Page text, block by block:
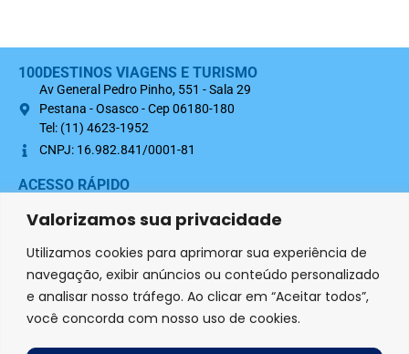
Valorizamos sua privacidade
Utilizamos cookies para aprimorar sua experiência de
navegação, exibir anúncios ou conteúdo personalizado
e analisar nosso tráfego. Ao clicar em “Aceitar todos”,
você concorda com nosso uso de cookies.
100DESTINOS VIAGENS E TURISMO
Av General Pedro Pinho, 551 - Sala 29
Pestana - Osasco - Cep 06180-180
Tel: (11) 4623-1952
CNPJ: 16.982.841/0001-81
ACESSO RÁPIDO
SIGA-NOS NAS REDES SOCIAIS